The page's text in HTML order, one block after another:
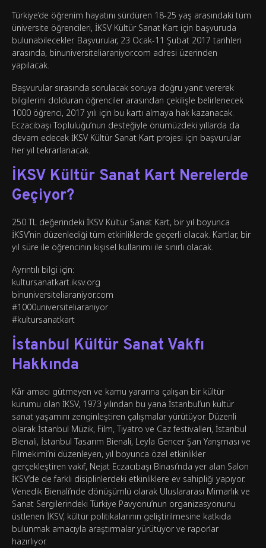
Türkiye’de öğrenim hayatını sürdüren 18-25 yaş arasındaki tüm
üniversite öğrencileri, İKSV Kültür Sanat Kart için başvuruda
bulunabilecekler. Başvurular, 23 Ocak-11 Şubat 2017 tarihleri
arasında, binuniversiteliaraniyor.com adresi üzerinden
yapılacak.
Başvurular sırasında sorulacak soruya doğru yanıt vererek
bilgilerini dolduran öğrenciler arasından çekilişle belirlenecek
1000 öğrenci, 2017 yılı için bu kartı almaya hak kazanacak.
Eczacıbaşı Topluluğu’nun desteğiyle önümüzdeki yıllarda da
devam edecek İKSV Kültür Sanat Kart projesi için başvurular
her yıl tekrarlanacak.
İKSV Kültür Sanat Kart Nerelerde
Geçiyor?
250 TL değerindeki İKSV Kültür Sanat Kart, bir yıl boyunca
İKSV’nin düzenlediği tüm etkinliklerde geçerli olacak. Kartlar, bir
yıl süre ile öğrencinin kişisel kullanımı ile sınırlı olacak.
Ayrıntılı bilgi için:
kultursanatkart.iksv.org
binuniversiteliaraniyor.com
#1000universiteliaraniyor
#kultursanatkart
İstanbul Kültür Sanat Vakfı
Hakkında
Kâr amacı gütmeyen ve kamu yararına çalışan bir kültür
kurumu olan İKSV, 1973 yılından bu yana İstanbul’un kültür
sanat yaşamını zenginleştiren çalışmalar yürütüyor. Düzenli
olarak İstanbul Müzik, Film, Tiyatro ve Caz festivalleri, İstanbul
Bienali, İstanbul Tasarım Bienali, Leyla Gencer Şan Yarışması ve
Filmekimi’ni düzenleyen, yıl boyunca özel etkinlikler
gerçekleştiren vakıf, Nejat Eczacıbaşı Binası’nda yer alan Salon
İKSV’de de farklı disiplinlerdeki etkinliklere ev sahipliği yapıyor.
Venedik Bienali’nde dönüşümlü olarak Uluslararası Mimarlık ve
Sanat Sergilerindeki Türkiye Pavyonu’nun organizasyonunu
üstlenen İKSV, kültür politikalarının geliştirilmesine katkıda
bulunmak amacıyla araştırmalar yürütüyor ve raporlar
hazırlıyor.